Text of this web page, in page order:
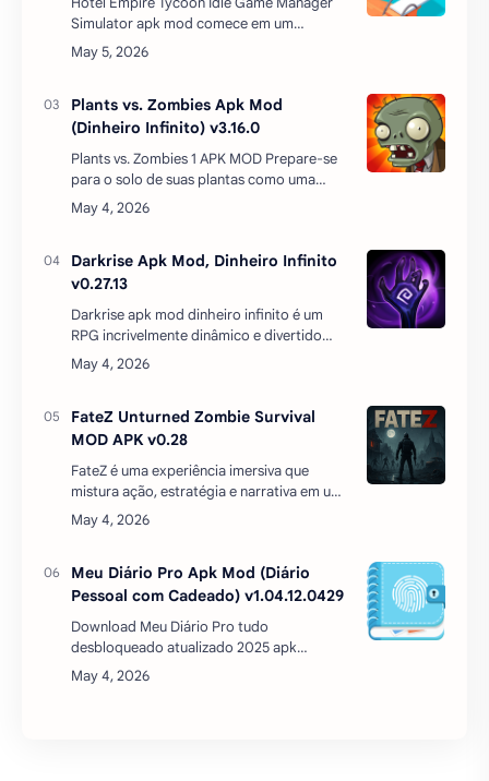
Simulator apk mod comece em um
pequeno hotel e amplie seus negócios
abrindo um hotel alpino, uma luxuosa
Plants vs. Zombies Apk Mod
(Dinheiro Infinito) v3.16.0
Plants vs. Zombies 1 APK MOD Prepare-se
para o solo de suas plantas como uma
multidão de diversão amando-zumbis está
prestes a invadir sua casa. Use seu arsenal
Darkrise Apk Mod, Dinheiro Infinito
v0.27.13
Darkrise apk mod dinheiro infinito é um
RPG incrivelmente dinâmico e divertido
temperado com batalhas de ação e sabor
da velha escola. Em Darkrise – Pixel Classic
FateZ Unturned Zombie Survival
MOD APK v0.28
FateZ é uma experiência imersiva que
mistura ação, estratégia e narrativa em um
universo onde cada escolha molda o
destino. Desenvolvi…
Meu Diário Pro Apk Mod (Diário
Pessoal com Cadeado) v1.04.12.0429
Download Meu Diário Pro tudo
desbloqueado atualizado 2025 apk
mediafire Meu diário é um diário online
gratuito com cadeado. Você pode usá-lo